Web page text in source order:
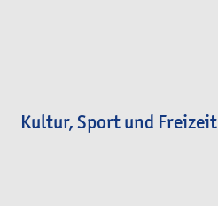
Kultur, Sport und Freizeit